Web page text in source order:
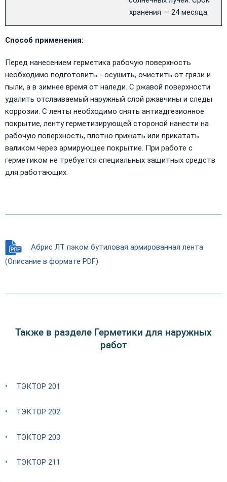
хранения — 24 месяца.
Способ применения:
Перед нанесением герметика рабочую поверхность
необходимо подготовить - осушить, очистить от грязи и
пыли, а в зимнее время от наледи. С ржавой поверхности
удалить отслаиваемый наружный слой ржавчины и следы
коррозии. С ленты необходимо снять антиадгезионное
покрытие, ленту герметизирующей стороной нанести на
рабочую поверхность, плотно прижать или прикатать
валиком через армирующее покрытие. При работе с
герметиком не требуется специальных защитных средств
для работающих.
Абрис ЛТ пэком бутиловая армированная лента
(Описание в формате PDF)
Также в разделе Герметики для наружных
работ
ТЭКТОР 201
ТЭКТОР 202
ТЭКТОР 203
ТЭКТОР 211